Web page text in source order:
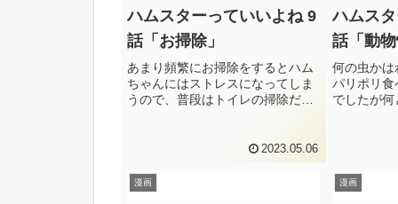
ハムスターっていいよね 9
話「お掃除」
あまり頻繁にお掃除をするとハム
ちゃんにはストレスになってしま
うので、普段はトイレの掃除だけ
が……トイレ以外にもおしっこし
てしまうんですよね！なので毎日
のチェック時におしっこの形跡を
発...
2023.05.06
ハムス
話「動
何の虫かは
パリポリ食
でしたが
ルワーム
保...
漫画 漫画